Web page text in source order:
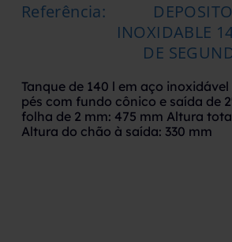
Referência:
INOXIDABLE
DE
Tanque de 140 l em aço
pés com fundo cônico e saída de
folha de 2 mm: 475 mm Altura
Altura do chão à saída: 330 mm